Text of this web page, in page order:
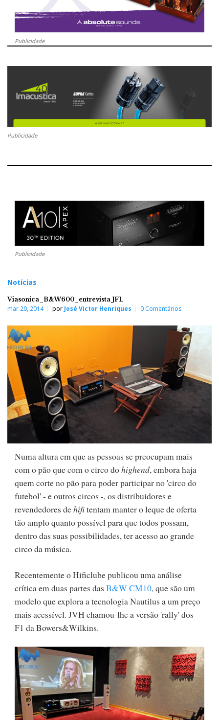
Publicidade
Publicidade
Publicidade
Notícias
Viasonica_B&W600_entrevista JFL
mar 20, 2014 por José Victor Henriques 0 Comentários
Numa altura em que as pessoas se preocupam mais
com o pão que com o circo dohighend, embora haja
quem corte no pão para poder participar no 'circo do
futebol' - e outros circos -, os distribuidores e
revendedores dehifitentam manter o leque de oferta
tão amplo quanto possível para que todos possam,
dentro das suas possibilidades, ter acesso ao grande
circo da música.
Recentemente o Hificlube publicou uma análise
crítica em duas partes das B&W CM10, que são um
modelo que explora a tecnologia Nautilus a um preço
mais acessível. JVH chamou-lhe a versão 'rally' dos
F1 da Bowers&Wilkins.